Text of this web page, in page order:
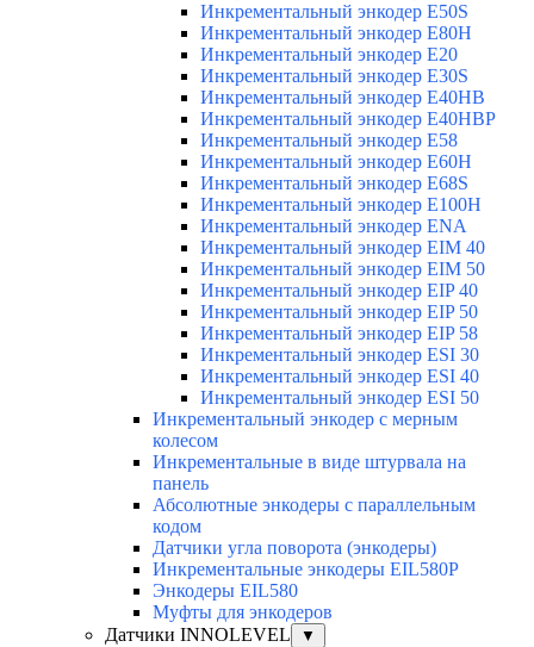
Инкрементальный энкодер E50S
Инкрементальный энкодер E80H
Инкрементальный энкодер E20
Инкрементальный энкодер E30S
Инкрементальный энкодер E40HB
Инкрементальный энкодер E40HBP
Инкрементальный энкодер E58
Инкрементальный энкодер E60H
Инкрементальный энкодер E68S
Инкрементальный энкодер E100H
Инкрементальный энкодер ENA
Инкрементальный энкодер EIM 40
Инкрементальный энкодер EIM 50
Инкрементальный энкодер EIP 40
Инкрементальный энкодер EIP 50
Инкрементальный энкодер EIP 58
Инкрементальный энкодер ESI 30
Инкрементальный энкодер ESI 40
Инкрементальный энкодер ESI 50
Инкрементальный энкодер с мерным
колесом
Инкрементальные в виде штурвала на
панель
Абсолютные энкодеры с параллельным
кодом
Датчики угла поворота (энкодеры)
Инкрементальные энкодеры EIL580P
Энкодеры EIL580
Муфты для энкодеров
Датчики INNOLEVEL
▼